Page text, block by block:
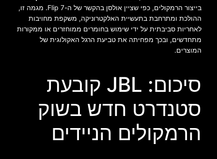
בייצור הרמקולים, כפי שציין אולסן בהקשר של ה-Flip 7. מגמה זו,
ההולכת ומתרחבת בתעשיית האלקטרוניקה, משקפת מחויבות
לאחריות סביבתית על ידי שימוש בחומרים ממוחזרים או ממקורות
מתחדשים, ובכך מפחיתה את טביעת הרגל האקולוגית של
המוצרים.
סיכום: JBL קובעת
סטנדרט חדש בשוק
הרמקולים הניידים